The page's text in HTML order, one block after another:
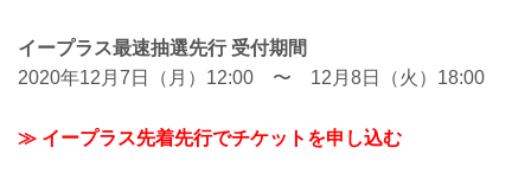
イープラス最速抽選先行 受付期間
2020年12月7日（月）12:00 〜 12月8日（火）18:00
≫ イープラス先着先行でチケットを申し込む